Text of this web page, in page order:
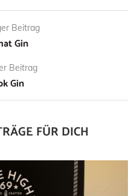
Beitrag
Gin
Beitrag
Gin
FÜR DICH